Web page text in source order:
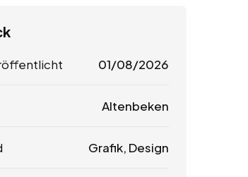
01/08/2026
Altenbeken
Grafik, Design